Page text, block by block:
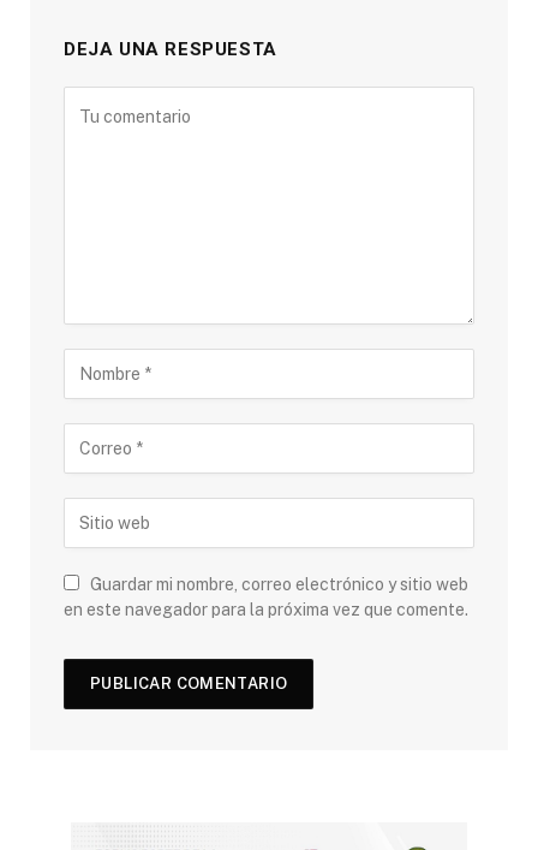
DEJA UNA RESPUESTA
Guardar mi nombre, correo electrónico y sitio web
en este navegador para la próxima vez que comente.